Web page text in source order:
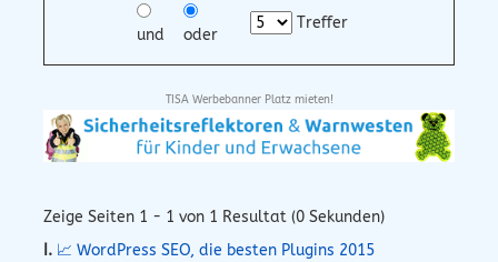
und oder
Treffer
TISA Werbebanner Platz mieten!
Zeige Seiten 1 - 1 von 1 Resultat (0 Sekunden)
I. 📈 WordPress SEO, die besten Plugins 2015